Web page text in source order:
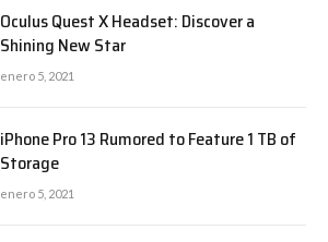
Oculus Quest X Headset: Discover a
Shining New Star
enero 5, 2021
iPhone Pro 13 Rumored to Feature 1 TB of
Storage
enero 5, 2021